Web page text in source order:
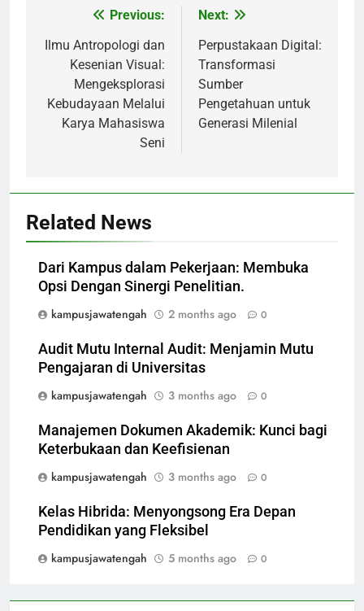
navigation
Previous:
Ilmu Antropologi dan
Kesenian Visual:
Mengeksplorasi
Kebudayaan Melalui
Karya Mahasiswa
Seni
Next:
Perpustakaan Digital:
Transformasi
Sumber
Pengetahuan untuk
Generasi Milenial
Related News
Dari Kampus dalam Pekerjaan: Membuka
Opsi Dengan Sinergi Penelitian.
kampusjawatengah
2 months ago 0
Audit Mutu Internal Audit: Menjamin Mutu
Pengajaran di Universitas
kampusjawatengah
3 months ago 0
Manajemen Dokumen Akademik: Kunci bagi
Keterbukaan dan Keefisienan
kampusjawatengah
3 months ago 0
Kelas Hibrida: Menyongsong Era Depan
Pendidikan yang Fleksibel
kampusjawatengah
5 months ago 0